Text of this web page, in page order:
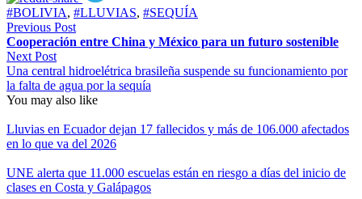
#BOLIVIA, #LLUVIAS, #SEQUÍA
Previous Post
Cooperación entre China y México para un futuro sostenible
Next Post
Una central hidroelétrica brasileña suspende su funcionamiento por
la falta de agua por la sequía
You may also like
Lluvias en Ecuador dejan 17 fallecidos y más de 106.000 afectados
en lo que va del 2026
UNE alerta que 11.000 escuelas están en riesgo a días del inicio de
clases en Costa y Galápagos